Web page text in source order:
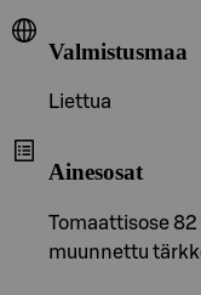
Valmistusmaa
Liettua
Ainesosat
Tomaattisose 82
muunnettu